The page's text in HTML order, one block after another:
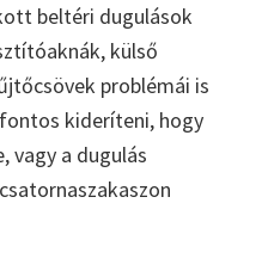
beltéri dugulások
külső
problémái is
kideríteni, hogy
vagy a dugulás